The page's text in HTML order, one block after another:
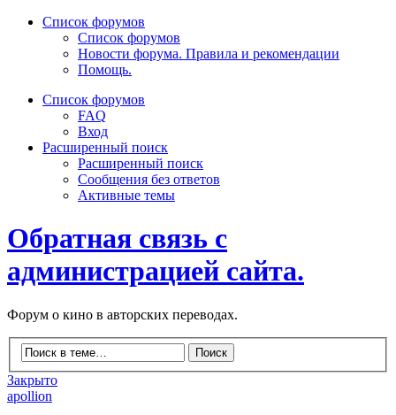
Список форумов
Список форумов
Новости форума. Правила и рекомендации
Помощь.
Список форумов
FAQ
Вход
Расширенный поиск
Расширенный поиск
Сообщения без ответов
Активные темы
Обратная связь с
администрацией сайта.
Форум о кино в авторских переводах.
Закрыто
apollion